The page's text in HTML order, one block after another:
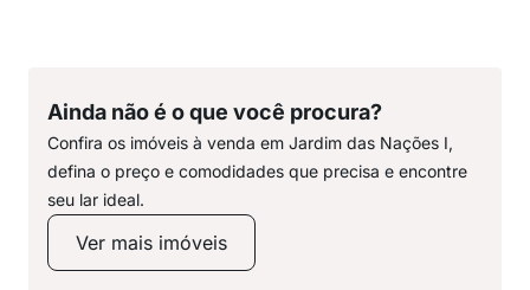
Ainda não é o que você procura?
Confira os imóveis à venda em Jardim das Nações I,
defina o preço e comodidades que precisa e encontre
seu lar ideal.
Ver mais imóveis